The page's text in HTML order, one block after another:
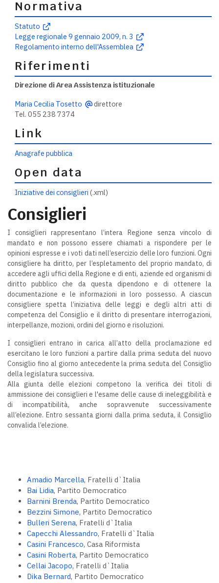
Normativa
Statuto
Legge regionale 9 gennaio 2009, n. 3
Regolamento interno dell'Assemblea
Riferimenti
Direzione di Area Assistenza istituzionale
Maria Cecilia Tosetto
direttore
Tel. 055 238 7374
Link
Anagrafe pubblica
Open data
Iniziative dei consiglieri (.xml)
Consiglieri
I consiglieri rappresentano l’intera Regione senza vincolo di
mandato e non possono essere chiamati a rispondere per le
opinioni espresse e i voti dati nell’esercizio delle loro funzioni. Ogni
consigliere ha diritto, per l’espletamento del proprio mandato, di
accedere agli uffici della Regione e di enti, aziende ed organismi di
diritto pubblico che da questa dipendono e di ottenere la
documentazione e le informazioni in loro possesso. A ciascun
consigliere spetta l’iniziativa delle leggi e degli altri atti di
competenza del Consiglio e il diritto di presentare interrogazioni,
interpellanze, mozioni, ordini del giorno e risoluzioni.
I consiglieri entrano in carica all’atto della proclamazione ed
esercitano le loro funzioni a partire dalla prima seduta del nuovo
Consiglio fino al giorno antecedente la prima seduta del Consiglio
della legislatura successiva.
Alla giunta delle elezioni competono la verifica dei titoli di
ammissione dei consiglieri e l'esame delle cause di ineleggibilità e
di incompatibilità, anche sopravvenute successivamente
all’elezione. Entro sessanta giorni dalla prima seduta, il Consiglio
convalida l’elezione.
Amadio Marcella, Fratelli d`Italia
Bai Lidia, Partito Democratico
Barnini Brenda, Partito Democratico
Bezzini Simone, Partito Democratico
Bulleri Serena, Fratelli d`Italia
Capecchi Alessandro, Fratelli d`Italia
Casini Francesco, Casa Riformista
Casini Roberta, Partito Democratico
Cellai Jacopo, Fratelli d`Italia
Dika Bernard, Partito Democratico